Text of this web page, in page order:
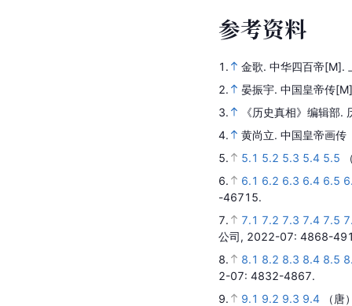
参考资料
1. 金歌. 中华四百帝[M].
2.
晏振宇. 中国皇帝传
3.
《历史真相》编辑部.
4.
黄尚立. 中国皇帝画传
5.
5.1 5.2 5.3 5.4 5.5
6.
6.1 6.2 6.3 6.4 6.5
-46715.
7.
7.1 7.2 7.3 7.4 7.5
公司, 2022-07: 4868-
8.
8.1 8.2 8.3 8.4 8.5
2-07: 4832-4867.
9.
9.1 9.2 9.3 9.4
（